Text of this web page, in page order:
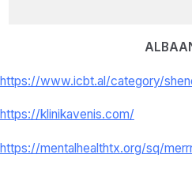
https://www.icbt.al/category/
https://klinikavenis.com/
https://mentalhealthtx.org/sq/